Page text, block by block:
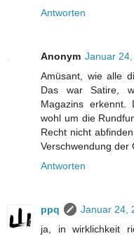
Antworten
Anonym Januar
Amüsant, wie alle
Das war Satire,
Magazins erkennt.
wohl um die
Recht nicht
Verschwendung der
Antworten
ppq
Januar 24,
ja, in wirklichkeit